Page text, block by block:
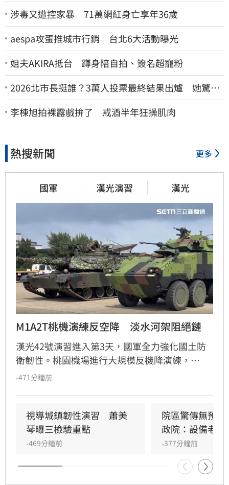
涉毒又遭控家暴 71萬網紅身亡享年36歲
aespa攻蛋推城市行銷 台北6大活動曝光
姐夫AKIRA抵台 蹲身陪自拍、簽名超寵粉
2026北市長挺誰？3萬人投票最終結果出爐 她驚
喊：蔣萬安真該緊張了
李棟旭拍裸露戲拚了 戒酒半年狂操肌肉
熱搜新聞 更多
國軍 漢光演習 漢光
M1A2T桃機演練反空降　淡水河架阻絕鏈
漢光42號演習進入第3天，國軍全力強化國土防
衛韌性。桃園機場進行大規模反機降演練，
M1A2T戰車與八輪甲車進駐守護國門。同時，陸
中樞。
-471分鐘前
視導城鎮韌性演習　蕭美
琴曝三檢驗重點
-469分鐘前
院區驚傳無預
政院：設備老舊
-377分鐘前